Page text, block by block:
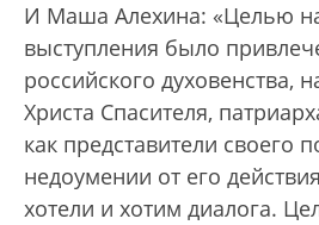
И Маша Алехина: «Целью
выступления было
российского духовенства,
Христа Спасителя,
как представители своего
недоумении от его
хотели и хотим диалога.